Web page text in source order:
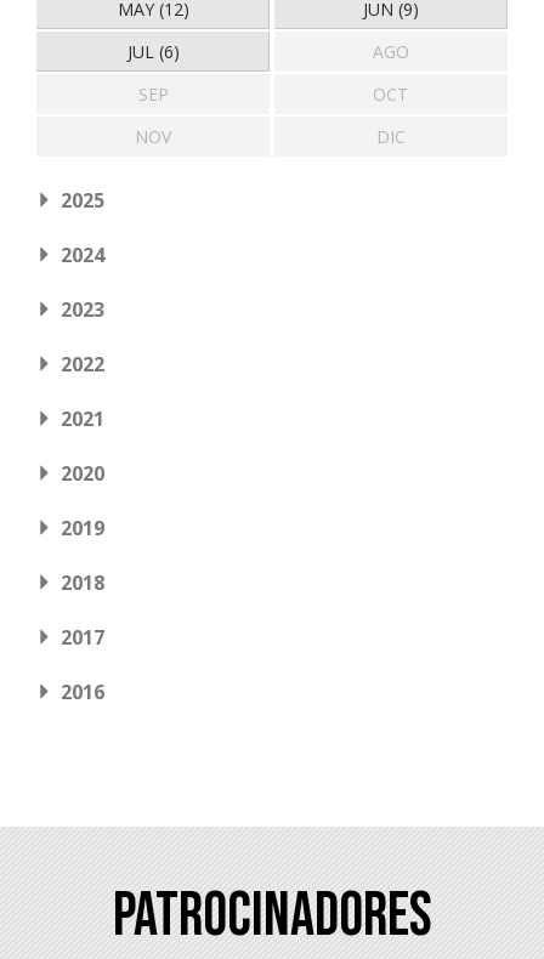
MAY (12)
JUN (9)
JUL (6)
AGO
SEP
OCT
NOV
DIC
2025
2024
2023
2022
2021
2020
2019
2018
2017
2016
Patrocinadores